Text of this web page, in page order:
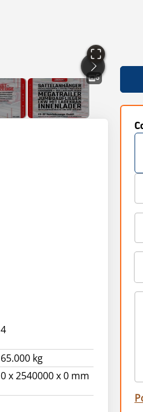
6
4
65.000 kg
0 x 2540000 x 0 mm